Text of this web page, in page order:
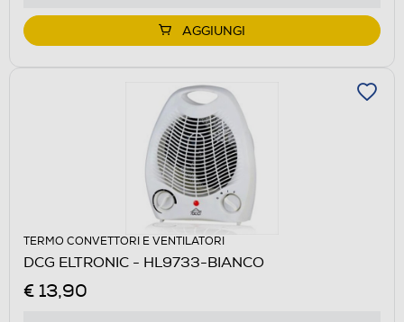
AGGIUNGI
TERMO CONVETTORI E VENTILATORI
DCG ELTRONIC - HL9733-BIANCO
€ 13,90